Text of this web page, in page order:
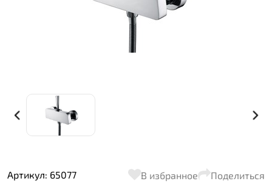
Артикул: 65077 В избранное Поделиться